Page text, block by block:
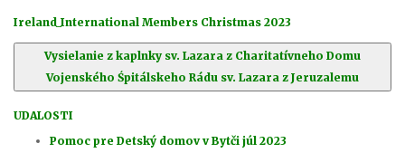
Ireland_International Members Christmas 2023
Vysielanie z kaplnky sv. Lazara z Charitatívneho Domu
Vojenského Śpitálskeho Rádu sv. Lazara z Jeruzalemu
UDALOSTI
Pomoc pre Detský domov v Bytči júl 2023